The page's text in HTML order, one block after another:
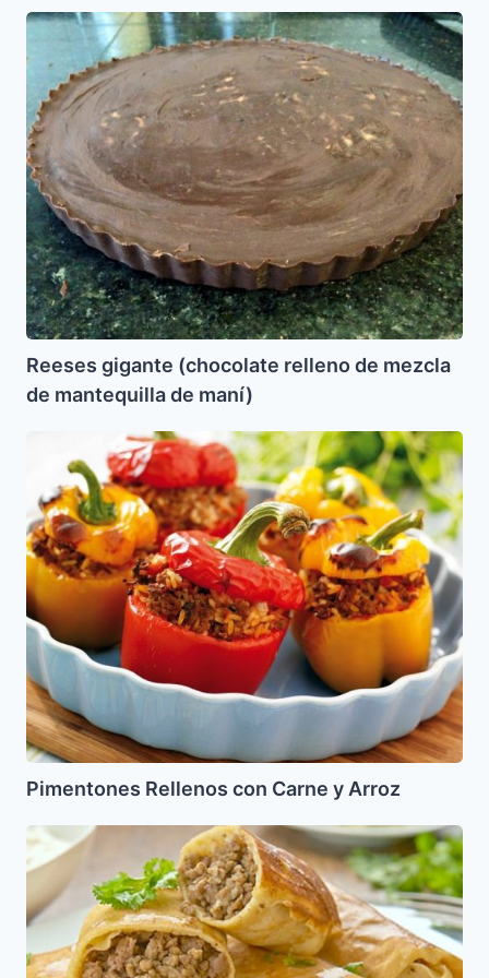
Reeses
gigante
(chocolate
relleno
de
mezcla
de
mantequilla
de
maní)
Reeses gigante (chocolate relleno de mezcla
de mantequilla de maní)
Rellenos
con
Carne
y
Arroz
Pimentones Rellenos con Carne y Arroz
Blintzes
con
Carne